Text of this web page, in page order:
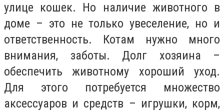
улице кошек. Но наличие животного в
доме – это не только увеселение, но и
ответственность. Котам нужно много
внимания, заботы. Долг хозяина –
обеспечить животному хороший уход.
Для этого потребуется множество
аксессуаров и средств – игрушки, корм,